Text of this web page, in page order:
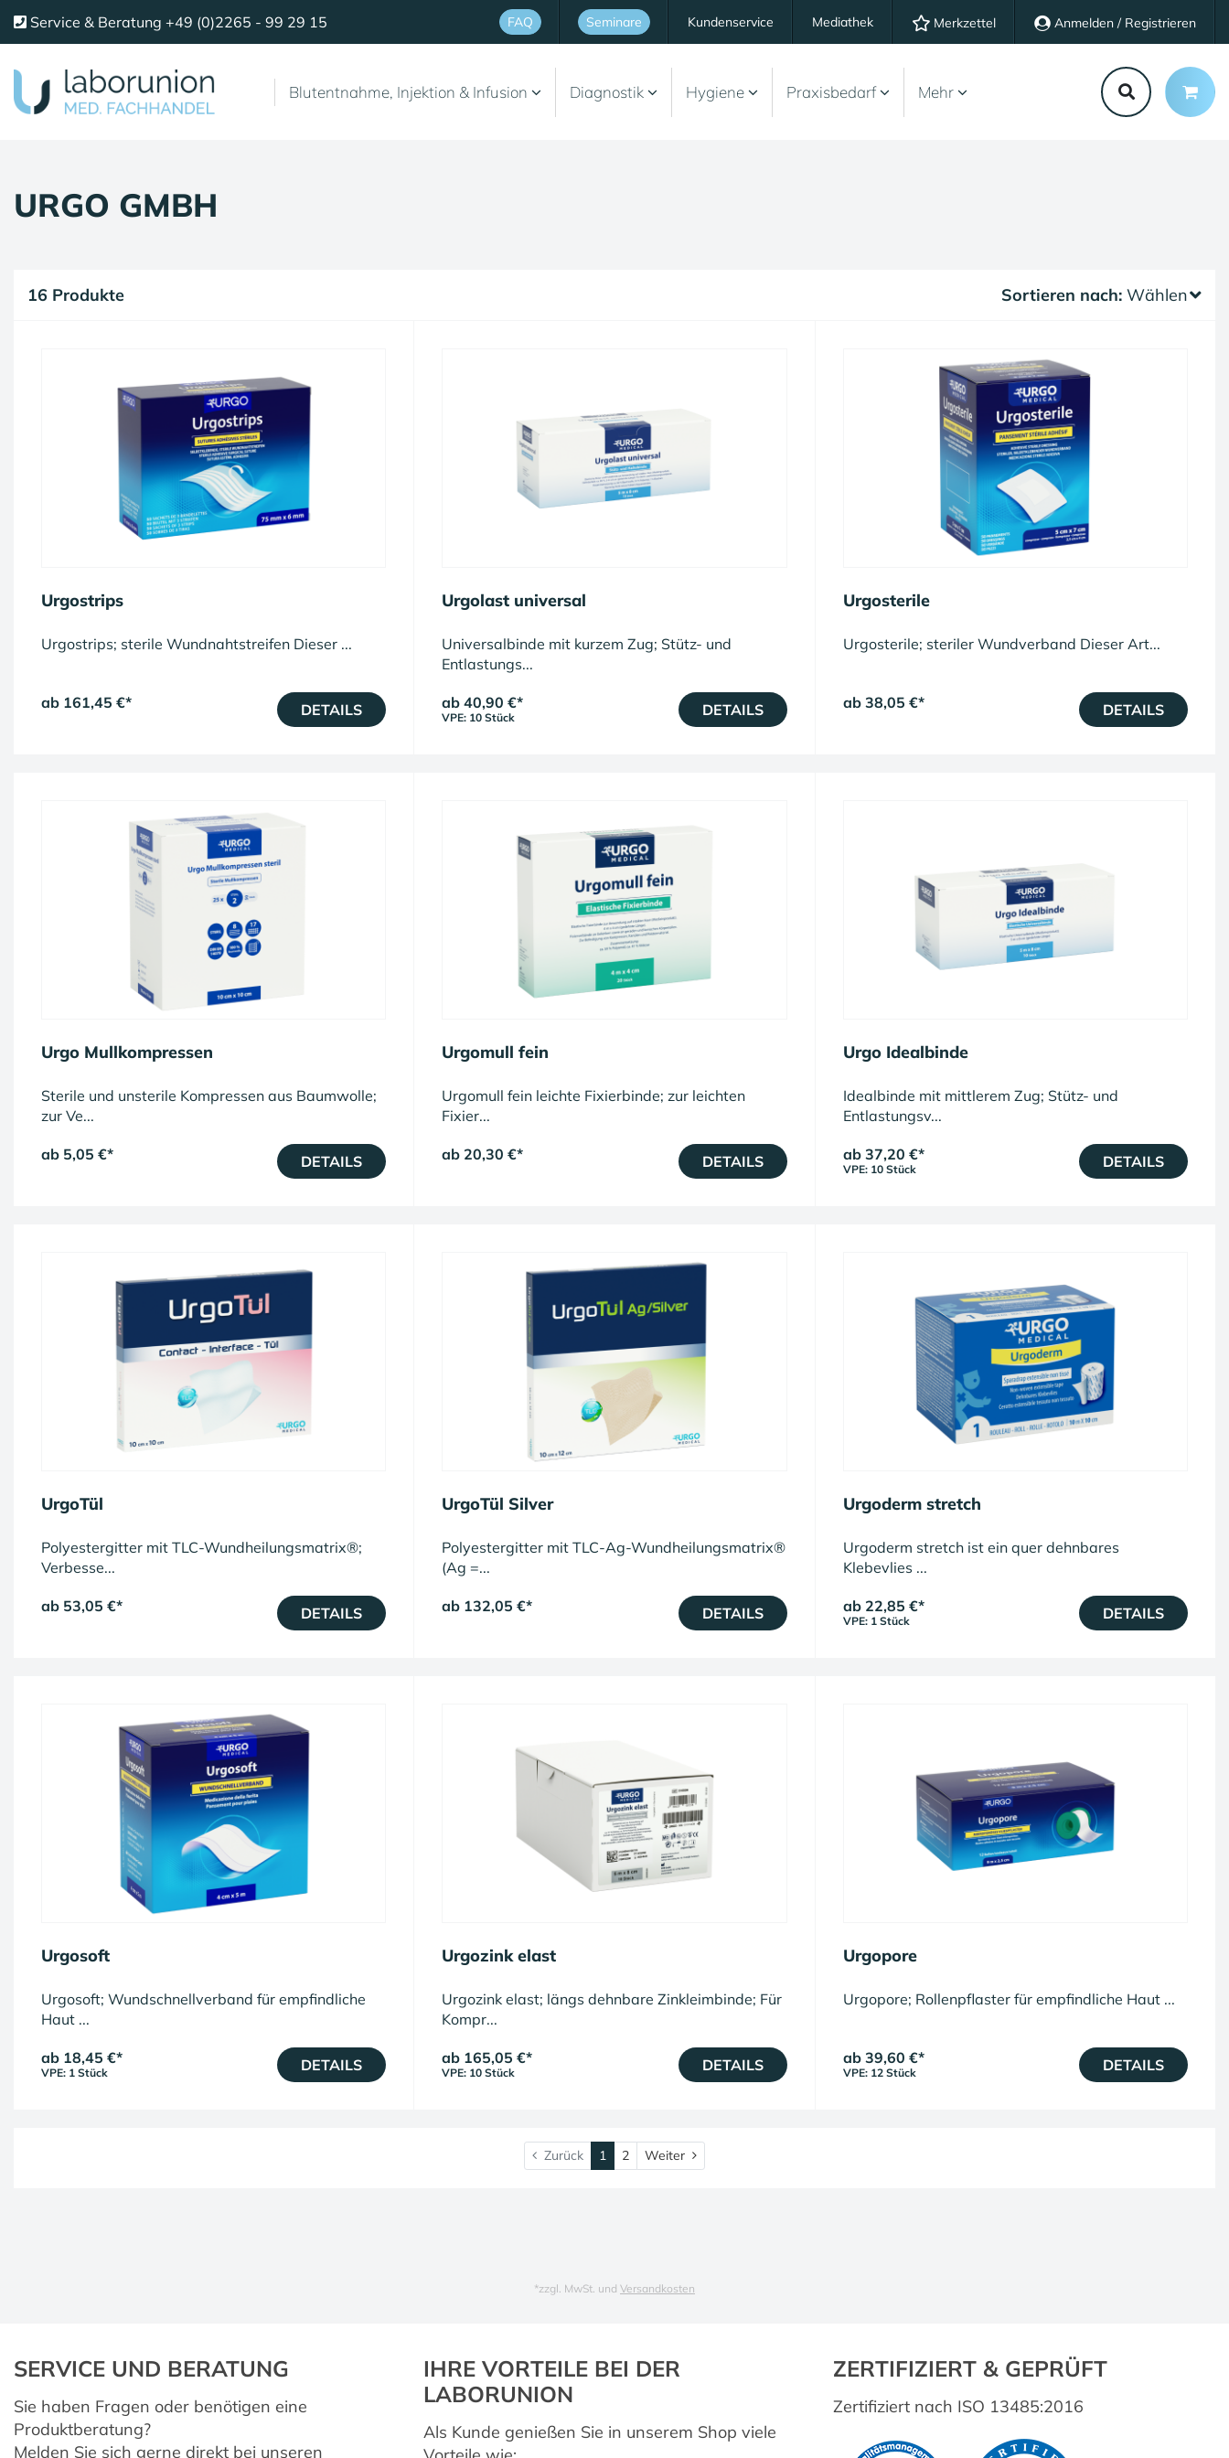
Service & Beratung +49 (0)2265 - 99 29 15 FAQ Seminare Kundenservice Mediathek Merkzettel Anmelden / Registrieren
Blutentnahme, Injektion & Infusion Diagnostik Hygiene Praxisbedarf Mehr
URGO GMBH
16 Produkte Sortieren nach: Wählen
Urgostrips
Urgostrips; sterile Wundnahtstreifen Dieser ...
ab 161,45 €* DETAILS
Urgolast universal
Universalbinde mit kurzem Zug; Stütz- und
Entlastungs...
ab 40,90 €*
VPE: 10 Stück DETAILS
Urgosterile
Urgosterile; steriler Wundverband Dieser Art...
ab 38,05 €* DETAILS
Urgo Mullkompressen
Sterile und unsterile Kompressen aus Baumwolle;
zur Ve...
ab 5,05 €* DETAILS
Urgomull fein
Urgomull fein leichte Fixierbinde; zur leichten
Fixier...
ab 20,30 €* DETAILS
Urgo Idealbinde
Idealbinde mit mittlerem Zug; Stütz- und
Entlastungsv...
ab 37,20 €*
VPE: 10 Stück DETAILS
UrgoTül
Polyestergitter mit TLC-Wundheilungsmatrix®;
Verbesse...
ab 53,05 €* DETAILS
UrgoTül Silver
Polyestergitter mit TLC-Ag-Wundheilungsmatrix®
(Ag =...
ab 132,05 €* DETAILS
Urgoderm stretch
Urgoderm stretch ist ein quer dehnbares
Klebevlies ...
ab 22,85 €*
VPE: 1 Stück DETAILS
Urgosoft
Urgosoft; Wundschnellverband für empfindliche
Haut ...
ab 18,45 €*
VPE: 1 Stück DETAILS
Urgozink elast
Urgozink elast; längs dehnbare Zinkleimbinde; Für
Kompr...
ab 165,05 €*
VPE: 10 Stück DETAILS
Urgopore
Urgopore; Rollenpflaster für empfindliche Haut ...
ab 39,60 €*
VPE: 12 Stück DETAILS
Zurück 1 2 Weiter Weiter
*zzgl. MwSt. und Versandkosten
SERVICE UND BERATUNG
Sie haben Fragen oder benötigen eine
Produktberatung?
Melden Sie sich gerne direkt bei unseren
IHRE VORTEILE BEI DER
LABORUNION
Als Kunde genießen Sie in unserem Shop viele
ZERTIFIZIERT & GEPRÜFT
Zertifiziert nach ISO 13485:2016